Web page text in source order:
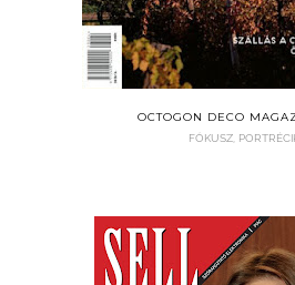
OCTOGON DECO
FÓKUSZ,